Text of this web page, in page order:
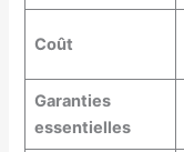
Coût
Garanties
essentielles